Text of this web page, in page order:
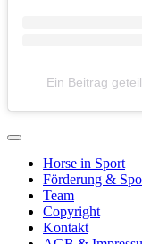
Ein Beitrag
Horse in Sport
Förderung &
Team
Copyright
Kontakt